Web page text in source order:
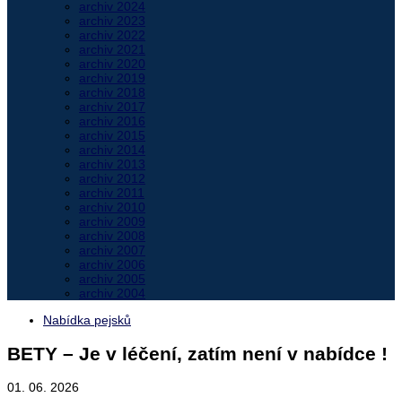
archiv 2024
archiv 2023
archiv 2022
archiv 2021
archiv 2020
archiv 2019
archiv 2018
archiv 2017
archiv 2016
archiv 2015
archiv 2014
archiv 2013
archiv 2012
archiv 2011
archiv 2010
archiv 2009
archiv 2008
archiv 2007
archiv 2006
archiv 2005
archiv 2004
Nabídka pejsků
BETY – Je v léčení, zatím není v nabídce !
01. 06. 2026